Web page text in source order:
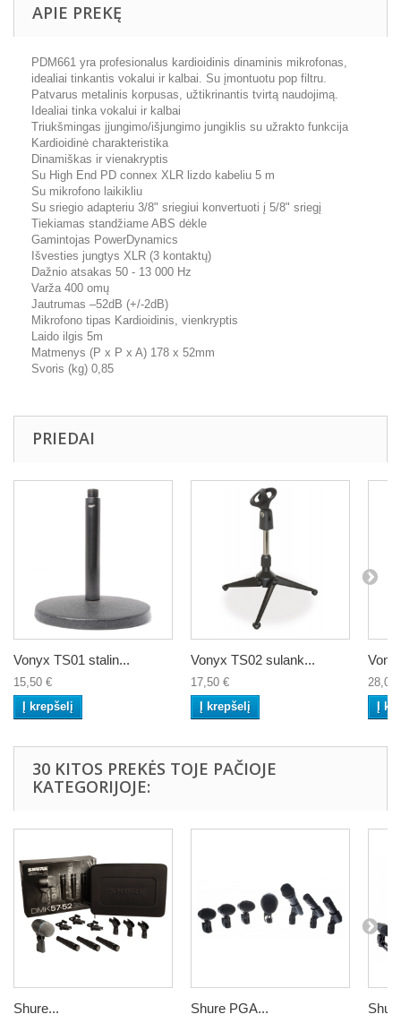
APIE PREKĘ
PDM661 yra profesionalus kardioidinis dinaminis mikrofonas,
idealiai tinkantis vokalui ir kalbai. Su įmontuotu pop filtru.
Patvarus metalinis korpusas, užtikrinantis tvirtą naudojimą.
Idealiai tinka vokalui ir kalbai
Triukšmingas įjungimo/išjungimo jungiklis su užrakto funkcija
Kardioidinė charakteristika
Dinamiškas ir vienakryptis
Su High End PD connex XLR lizdo kabeliu 5 m
Su mikrofono laikikliu
Su sriegio adapteriu 3/8" sriegiui konvertuoti į 5/8" sriegį
Tiekiamas standžiame ABS dėkle
Gamintojas PowerDynamics
Išvesties jungtys XLR (3 kontaktų)
Dažnio atsakas 50 - 13 000 Hz
Varža 400 omų
Jautrumas –52dB (+/-2dB)
Mikrofono tipas Kardioidinis, vienkryptis
Laido ilgis 5m
Matmenys (P x P x A) 178 x 52mm
Svoris (kg) 0,85
PRIEDAI
Vonyx TS01 stalin...
15,50 €
Į krepšelį
Vonyx TS02 sulank...
17,50 €
Į krepšelį
28,00
Į
30 KITOS PREKĖS TOJE PAČIOJE
KATEGORIJOJE:
Shure... Shure PGA...